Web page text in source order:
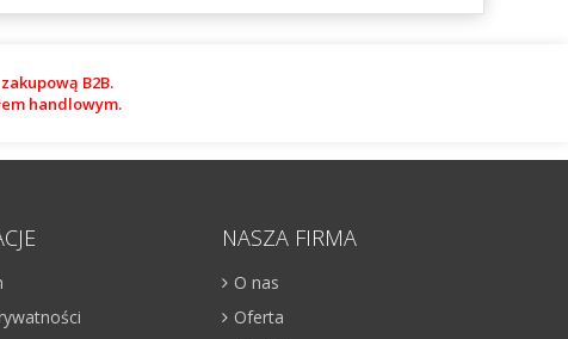
B2B.
handlowym.
NASZA FIRMA
O nas
Oferta